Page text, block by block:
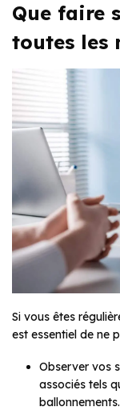
Que faire
toutes les
Si vous êtes
est essentiel de ne
Observer vos
associés tels
ballonnements.